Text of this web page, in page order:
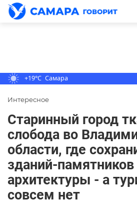
+19°C Самара
Интересное
Старинный город
слобода во
области, где
зданий-памятников
архитектуры - а
совсем нет